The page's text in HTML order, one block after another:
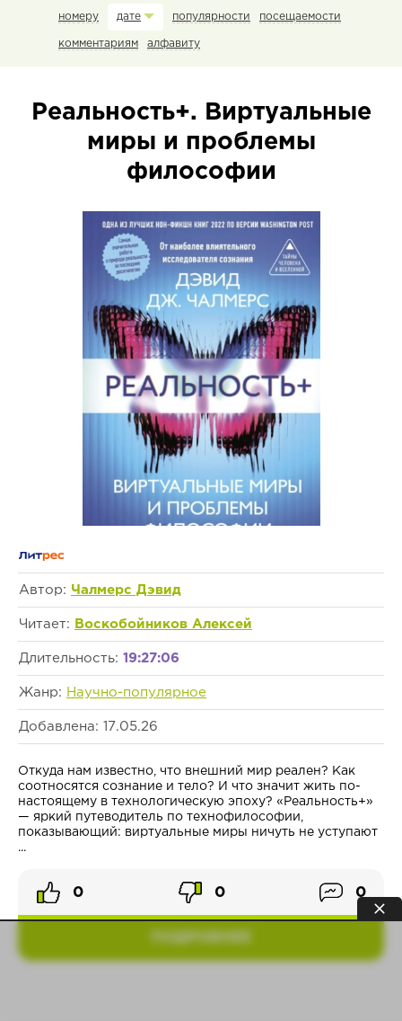
номеру дате популярности посещаемости
комментариям алфавиту
Реальность+. Виртуальные
миры и проблемы
философии
Автор: Чалмерс Дэвид
Читает: Воскобойников Алексей
Длительность: 19:27:06
Жанр: Научно-популярное
Добавлена: 17.05.26
Откуда нам известно, что внешний мир реален? Как
соотносятся сознание и тело? И что значит жить по-
настоящему в технологическую эпоху? «Реальность+»
— яркий путеводитель по технофилософии,
показывающий: виртуальные миры ничуть не уступают
...
ПОДРОБНЕЕ
0 0 0